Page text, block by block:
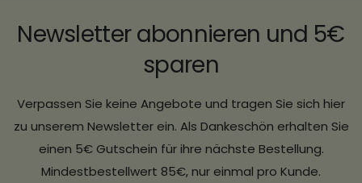
Newsletter abonnieren und 5€
sparen
Verpassen Sie keine Angebote und tragen Sie sich hier
zu unserem Newsletter ein. Als Dankeschön erhalten Sie
einen 5€ Gutschein für ihre nächste Bestellung.
Mindestbestellwert 85€, nur einmal pro Kunde.